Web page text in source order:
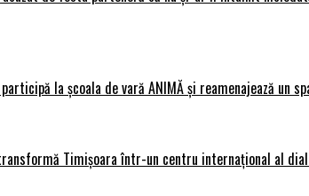
la școala de vară ANIMĂ și reamenajează un
Timișoara într-un centru internațional al